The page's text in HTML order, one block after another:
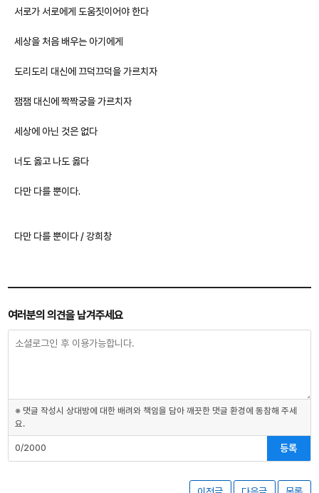
서로가 서로에게 도움짓이어야 한다
세상을 처음 배우는 아기에게
도리도리 대신에 끄덕끄덕을 가르치자
잼잼 대신에 짝짝궁을 가르치자
세상에 아닌 것은 없다
너도 옳고 나도 옳다
다만 다를 뿐이다.
다만 다를 뿐이다 / 강희창
여러분의 의견을 남겨주세요
※ 댓글 작성시 상대방에 대한 배려와 책임을 담아 깨끗한 댓글 환경에 동참해 주세
요.
0/2000 등록